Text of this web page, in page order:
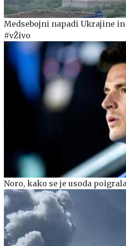
Medsebojni napadi Ukrajine
#vŽivo
Noro, kako se je usoda